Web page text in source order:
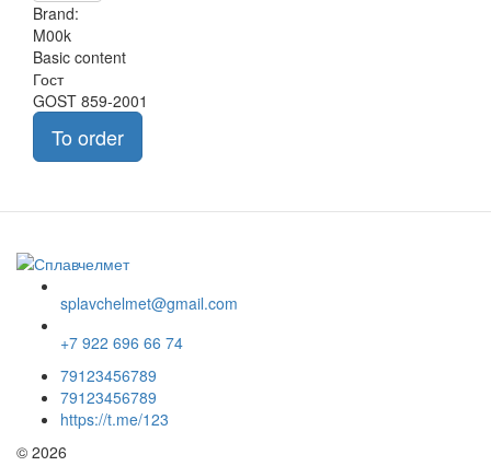
Brand:
M00k
Basic content
Гост
GOST 859-2001
To order
splavchelmet@gmail.com
+7 922 696 66 74
79123456789
79123456789
https://t.me/123
© 2026